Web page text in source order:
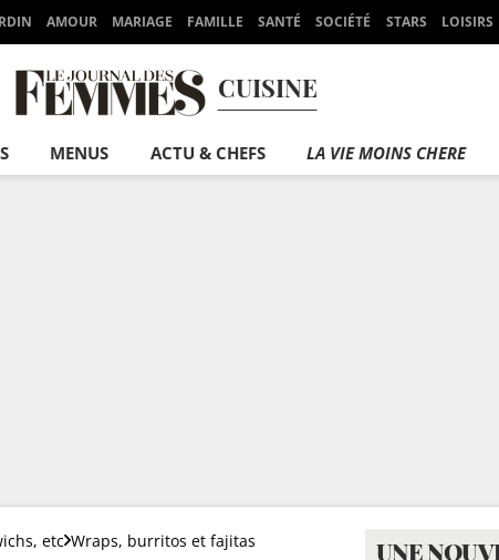
AMOUR MARIAGE FAMILLE SANTÉ SOCIÉTÉ STARS LOISIRS
CUISINE
MENUS ACTU & CHEFS LA VIE MOINS CHERE
etc Wraps, burritos et fajitas
UNE